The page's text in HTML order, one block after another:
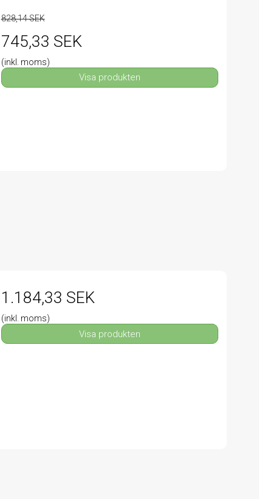
828,14 SEK
745,33 SEK
(inkl. moms)
Visa produkten
1.184,33 SEK
(inkl. moms)
Visa produkten